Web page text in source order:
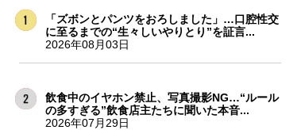
「ズボンとパンツをおろしました」…口腔性交
に至るまでの“生々しいやりとり”を証言...
2026年08月03日
飲食中のイヤホン禁止、写真撮影NG…“ルール
の多すぎる”飲食店主たちに聞いた本音...
2026年07月29日